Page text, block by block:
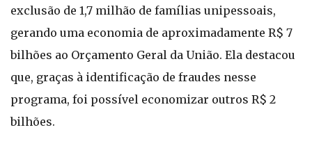
exclusão de 1,7 milhão de famílias unipessoais,
gerando uma economia de aproximadamente R$ 7
bilhões ao Orçamento Geral da União. Ela destacou
que, graças à identificação de fraudes nesse
programa, foi possível economizar outros R$ 2
bilhões.